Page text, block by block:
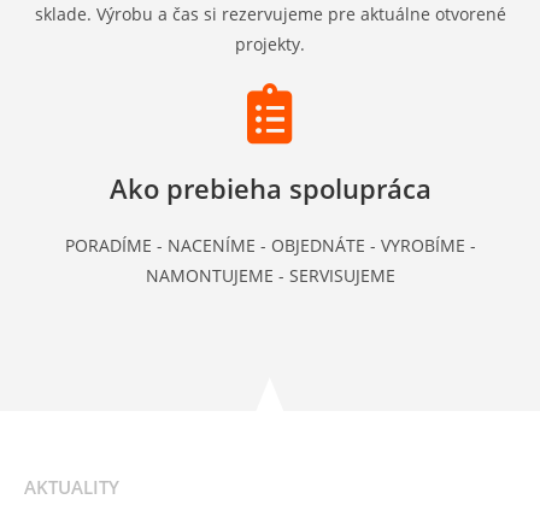
sklade. Výrobu a čas si rezervujeme pre aktuálne otvorené
projekty.
Ako prebieha spolupráca
PORADÍME - NACENÍME - OBJEDNÁTE - VYROBÍME -
NAMONTUJEME - SERVISUJEME
AKTUALITY